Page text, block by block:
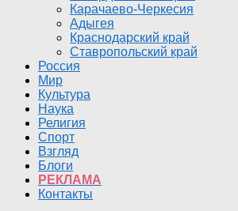
Карачаево-Черкесия
Адыгея
Краснодарский край
Ставропольский край
Россия
Мир
Культура
Наука
Религия
Спорт
Взгляд
Блоги
РЕКЛАМА
Контакты